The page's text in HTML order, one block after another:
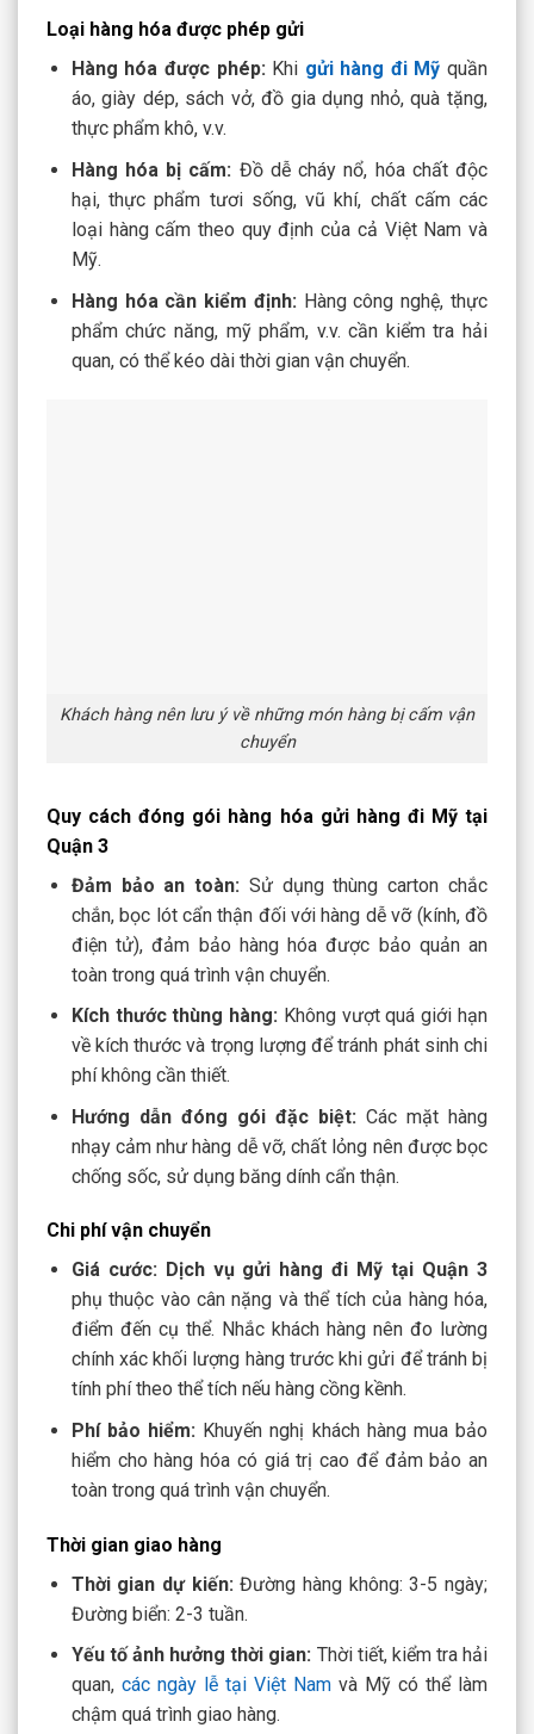
Loại hàng hóa được phép gửi
Hàng hóa được phép: Khi gửi hàng đi Mỹ quần
áo, giày dép, sách vở, đồ gia dụng nhỏ, quà tặng,
thực phẩm khô, v.v.
Hàng hóa bị cấm: Đồ dễ cháy nổ, hóa chất độc
hại, thực phẩm tươi sống, vũ khí, chất cấm các
loại hàng cấm theo quy định của cả Việt Nam và
Mỹ.
Hàng hóa cần kiểm định: Hàng công nghệ, thực
phẩm chức năng, mỹ phẩm, v.v. cần kiểm tra hải
quan, có thể kéo dài thời gian vận chuyển.
Khách hàng nên lưu ý về những món hàng bị cấm vận
chuyển
Quy cách đóng gói hàng hóa gửi hàng đi Mỹ tại
Quận 3
Đảm bảo an toàn: Sử dụng thùng carton chắc
chắn, bọc lót cẩn thận đối với hàng dễ vỡ (kính, đồ
điện tử), đảm bảo hàng hóa được bảo quản an
toàn trong quá trình vận chuyển.
Kích thước thùng hàng: Không vượt quá giới hạn
về kích thước và trọng lượng để tránh phát sinh chi
phí không cần thiết.
Hướng dẫn đóng gói đặc biệt: Các mặt hàng
nhạy cảm như hàng dễ vỡ, chất lỏng nên được bọc
chống sốc, sử dụng băng dính cẩn thận.
Chi phí vận chuyển
Giá cước: Dịch vụ gửi hàng đi Mỹ tại Quận 3
phụ thuộc vào cân nặng và thể tích của hàng hóa,
điểm đến cụ thể. Nhắc khách hàng nên đo lường
chính xác khối lượng hàng trước khi gửi để tránh bị
tính phí theo thể tích nếu hàng cồng kềnh.
Phí bảo hiểm: Khuyến nghị khách hàng mua bảo
hiểm cho hàng hóa có giá trị cao để đảm bảo an
toàn trong quá trình vận chuyển.
Thời gian giao hàng
Thời gian dự kiến: Đường hàng không: 3-5 ngày;
Đường biển: 2-3 tuần.
Yếu tố ảnh hưởng thời gian: Thời tiết, kiểm tra hải
quan, các ngày lễ tại Việt Namvà Mỹ có thể làm
chậm quá trình giao hàng.